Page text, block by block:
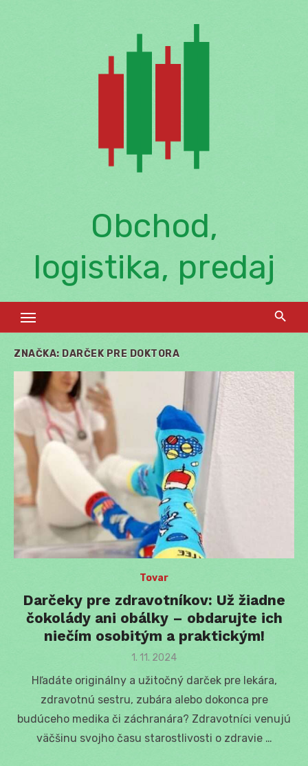
Obchod,
logistika, predaj
ZNAČKA: DARČEK PRE DOKTORA
Tovar
Darčeky pre zdravotníkov: Už žiadne
čokolády ani obálky – obdarujte ich
niečím osobitým a praktickým!
Posted
1. 11. 2024
Hľadáte originálny a užitočný darček pre lekára,
zdravotnú sestru, zubára alebo dokonca pre
budúceho medika či záchranára? Zdravotníci venujú
väčšinu svojho času starostlivosti o zdravie …